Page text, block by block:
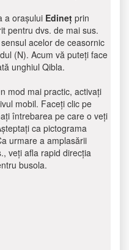
a orașului Edineţ prin
pentru dvs. de mai sus.
acelor de ceasornic
(N). Acum vă puteți face
unghiul Qibla.
mod mai practic, activați
mobil. Faceți clic pe
întrebarea pe care o veți
ca pictograma
urmare a amplasării
veți afla rapid direcția
busola.